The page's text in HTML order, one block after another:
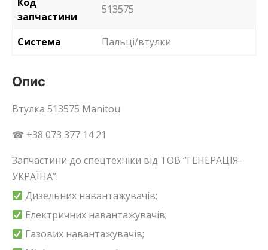
запчастини
513575
Система Пальці/втулки
Опис
Втулка 513575 Manitou
☎ +38 073 377 14 21
Запчастини до спецтехніки від ТОВ “ГЕНЕРАЦІЯ-
УКРАЇНА”:
Дизельних навантажувачів;
Електричних навантажувачів;
Газових навантажувачів;